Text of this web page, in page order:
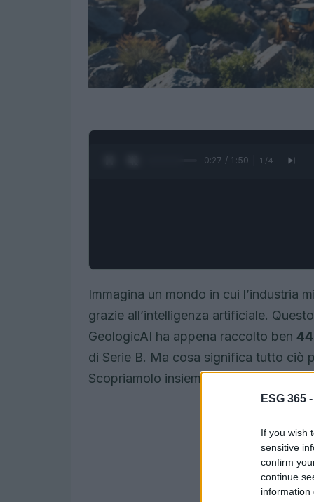
ESG 365 -
If you wish
sensitive
confirm
continue
information
0:28 / 1:50 1 /4
Immagina un mondo in cui l’industria
grazie all’intelligenza artificiale.
GeologicAI ha appena raccolto ben
di Serie B. Ma cosa significa tutto ciò
Scopriamolo insieme!